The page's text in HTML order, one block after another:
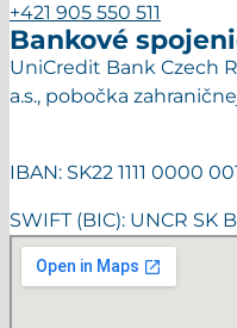
+421 905 550 511
Bankové
UniCredit Bank Czech
a.s., pobočka
IBAN: SK22 1111 0000
SWIFT (BIC): UNCR SK